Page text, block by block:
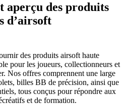
aperçu des produits
d’airsoft
des produits airsoft haute
pour les joueurs, collectionneurs et
Nos offres comprennent une large
billes BB de précision, ainsi que
tous conçus pour répondre aux
et de formation.